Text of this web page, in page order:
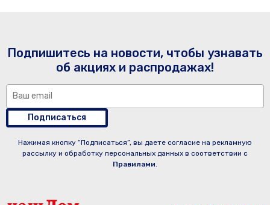
Подпишитесь на новости, чтобы узнавать
об акциях и распродажах!
Подписаться
Нажимая кнопку “Подписаться”, вы даете согласие на рекламную
рассылку и обработку персональных данных в соответствии с
Правилами.